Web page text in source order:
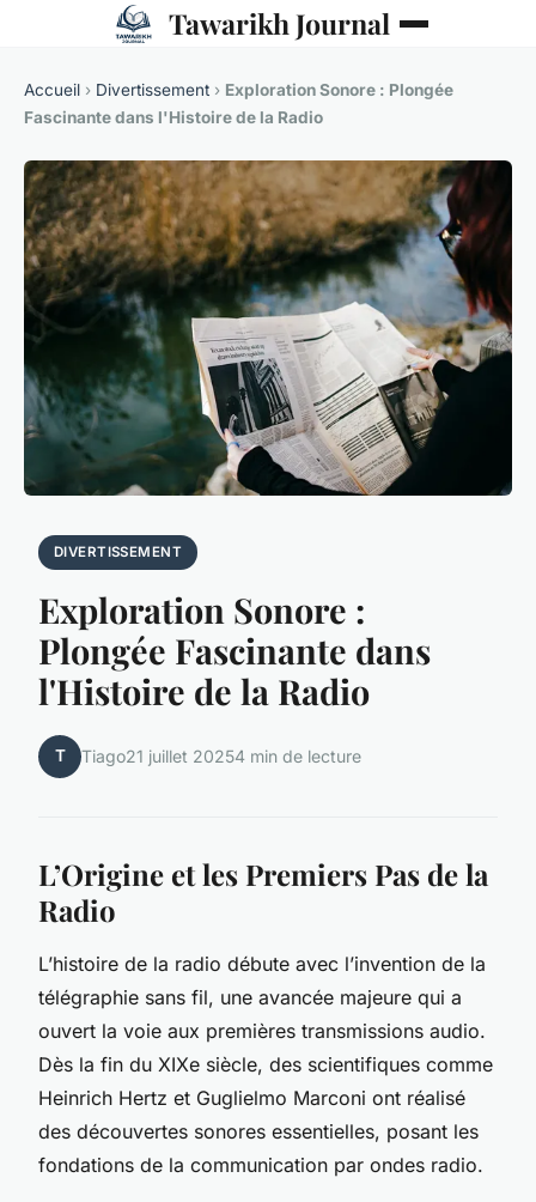
Tawarikh Journal
Accueil › Divertissement › Exploration Sonore : Plongée
Fascinante dans l'Histoire de la Radio
DIVERTISSEMENT
Exploration Sonore :
Plongée Fascinante dans
l'Histoire de la Radio
T Tiago21 juillet 20254 min de lecture
L’Origine et les Premiers Pas de la
Radio
L’histoire de la radio débute avec l’invention de la
télégraphie sans fil, une avancée majeure qui a
ouvert la voie aux premières transmissions audio.
Dès la fin du XIXe siècle, des scientifiques comme
Heinrich Hertz et Guglielmo Marconi ont réalisé
des découvertes sonores essentielles, posant les
fondations de la communication par ondes radio.